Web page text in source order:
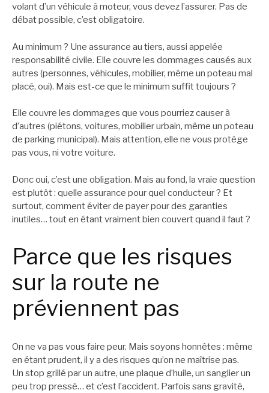
volant d’un véhicule à moteur, vous devez l’assurer. Pas de
débat possible, c’est obligatoire.
Au minimum ? Une assurance au tiers, aussi appelée
responsabilité civile. Elle couvre les dommages causés aux
autres (personnes, véhicules, mobilier, même un poteau mal
placé, oui). Mais est-ce que le minimum suffit toujours ?
Elle couvre les dommages que vous pourriez causer à
d’autres (piétons, voitures, mobilier urbain, même un poteau
de parking municipal). Mais attention, elle ne vous protège
pas vous, ni votre voiture.
Donc oui, c’est une obligation. Mais au fond, la vraie question
est plutôt : quelle assurance pour quel conducteur ? Et
surtout, comment éviter de payer pour des garanties
inutiles… tout en étant vraiment bien couvert quand il faut ?
Parce que les risques
sur la route ne
préviennent pas
On ne va pas vous faire peur. Mais soyons honnêtes : même
en étant prudent, il y a des risques qu’on ne maîtrise pas.
Un stop grillé par un autre, une plaque d’huile, un sanglier un
peu trop pressé… et c’est l’accident. Parfois sans gravité,